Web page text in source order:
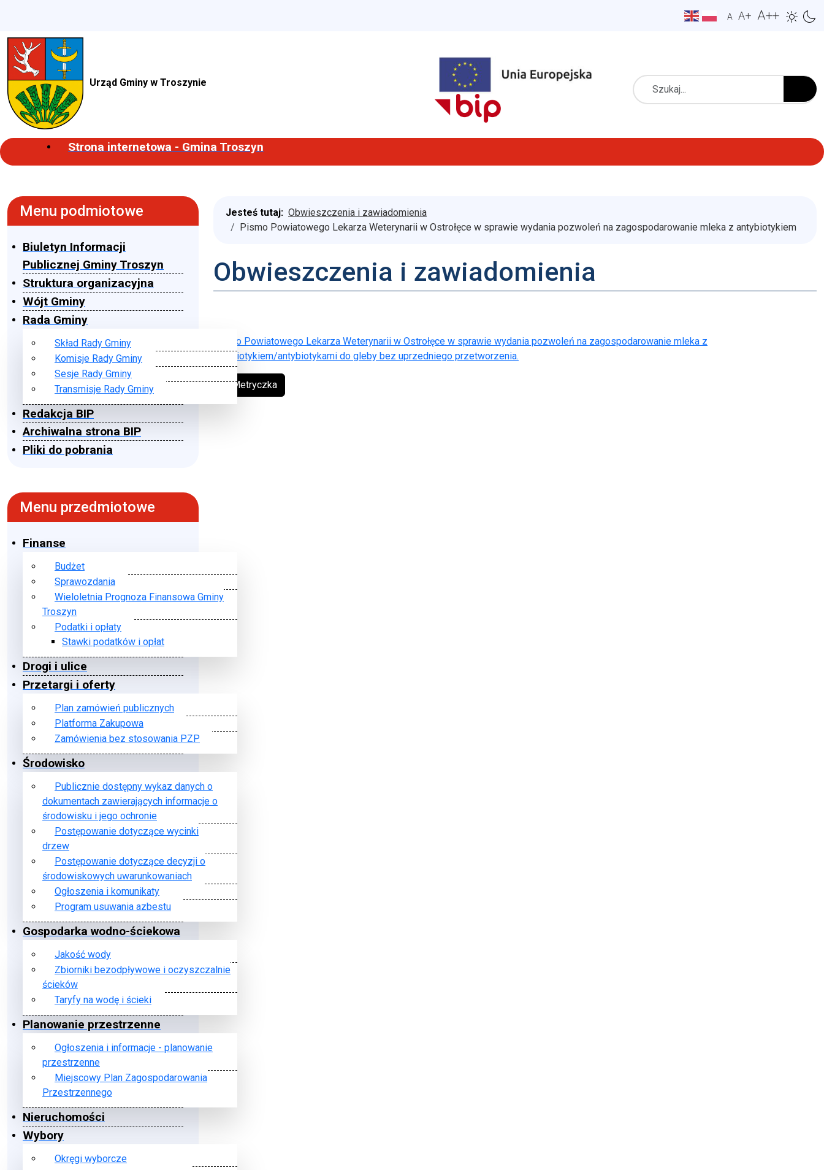
A A+ A++
Urząd Gminy w Troszynie
Szukaj
Strona internetowa - Gmina Troszyn
Menu podmiotowe
Biuletyn Informacji
Publicznej Gminy Troszyn
Struktura organizacyjna
Wójt Gminy
Rada Gminy
Skład Rady Gminy
Komisje Rady Gminy
Sesje Rady Gminy
Transmisje Rady Gminy
Redakcja BIP
Archiwalna strona BIP
Pliki do pobrania
Menu przedmiotowe
Finanse
Budżet
Sprawozdania
Wieloletnia Prognoza Finansowa Gminy
Troszyn
Podatki i opłaty
Stawki podatków i opłat
Drogi i ulice
Przetargi i oferty
Plan zamówień publicznych
Platforma Zakupowa
Zamówienia bez stosowania PZP
Środowisko
Publicznie dostępny wykaz danych o
dokumentach zawierających informacje o
środowisku i jego ochronie
Postępowanie dotyczące wycinki
drzew
Postępowanie dotyczące decyzji o
środowiskowych uwarunkowaniach
Ogłoszenia i komunikaty
Program usuwania azbestu
Gospodarka wodno-ściekowa
Jakość wody
Zbiorniki bezodpływowe i oczyszczalnie
ścieków
Taryfy na wodę i ścieki
Planowanie przestrzenne
Ogłoszenia i informacje - planowanie
przestrzenne
Miejscowy Plan Zagospodarowania
Przestrzennego
Nieruchomości
Wybory
Okręgi wyborcze
Jesteś tutaj: Obwieszczenia i zawiadomienia
Pismo Powiatowego Lekarza Weterynarii w Ostrołęce w sprawie wydania pozwoleń na zagospodarowanie mleka z antybiotykiem
Obwieszczenia i zawiadomienia
Pismo Powiatowego Lekarza Weterynarii w Ostrołęce w sprawie wydania pozwoleń na zagospodarowanie mleka z
antybiotykiem/antybiotykami do gleby bez uprzedniego przetworzenia.
➔ Metryczka